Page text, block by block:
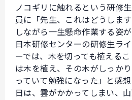
ノコギリに触れるという研修
員に「先生、これはどうしま
しながら一生懸命作業する姿
日本研修センターの研修生ラ
ーでは、木を切っても植える
は木を植え、その木がしっか
っていて勉強になった」と感
日は、雲がかかってしまい、